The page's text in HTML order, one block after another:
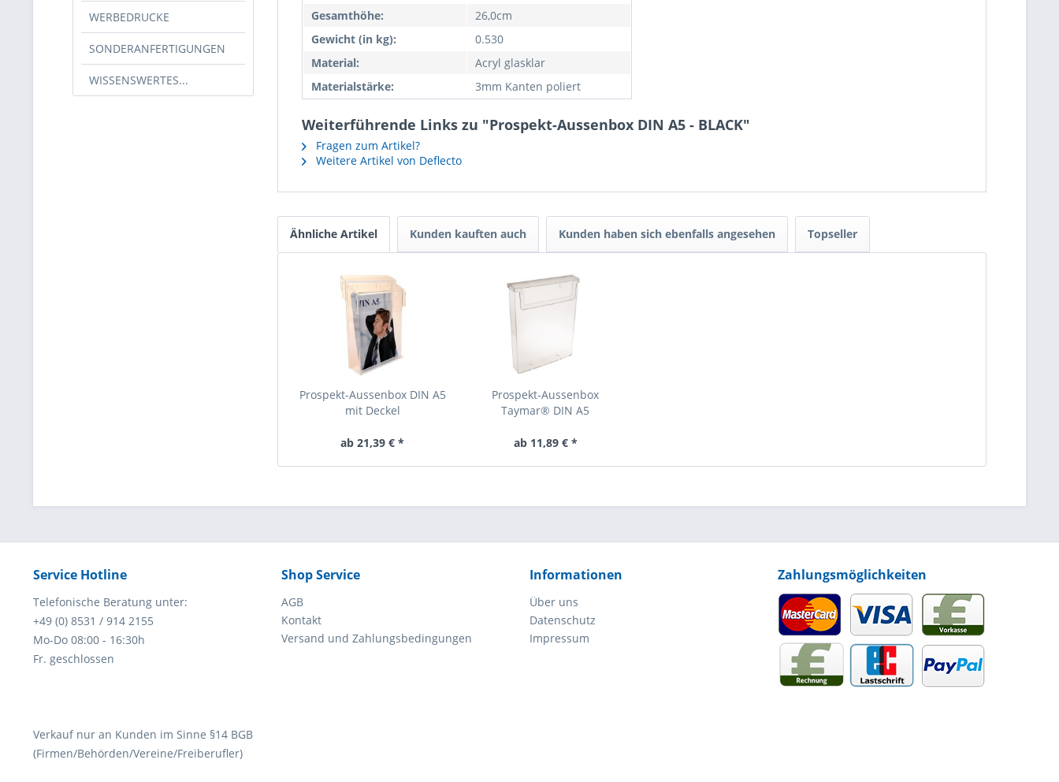
WERBEDRUCKE
SONDERANFERTIGUNGEN
WISSENSWERTES...
Gesamthöhe:
26,0cm
Gewicht (in kg):
0.530
Material:
Acryl glasklar
Materialstärke:
3mm Kanten poliert
Weiterführende Links zu "Prospekt-Aussenbox DIN A5 - BLACK"
Fragen zum Artikel?
Weitere Artikel von Deflecto
Ähnliche Artikel Kunden kauften auch Kunden haben sich ebenfalls angesehen Topseller
Prospekt-Aussenbox DIN A5
mit Deckel
ab 21,39 € *
Prospekt-Aussenbox
Taymar® DIN A5
ab 11,89 € *
Service Hotline
Telefonische Beratung unter:
+49 (0) 8531 / 914 2155
Mo-Do 08:00 - 16:30h
Fr. geschlossen
Verkauf nur an Kunden im Sinne §14 BGB
(Firmen/Behörden/Vereine/Freiberufler)
Shop Service
AGB
Kontakt
Versand und Zahlungsbedingungen
Informationen
Über uns
Datenschutz
Impressum
Zahlungsmöglichkeiten